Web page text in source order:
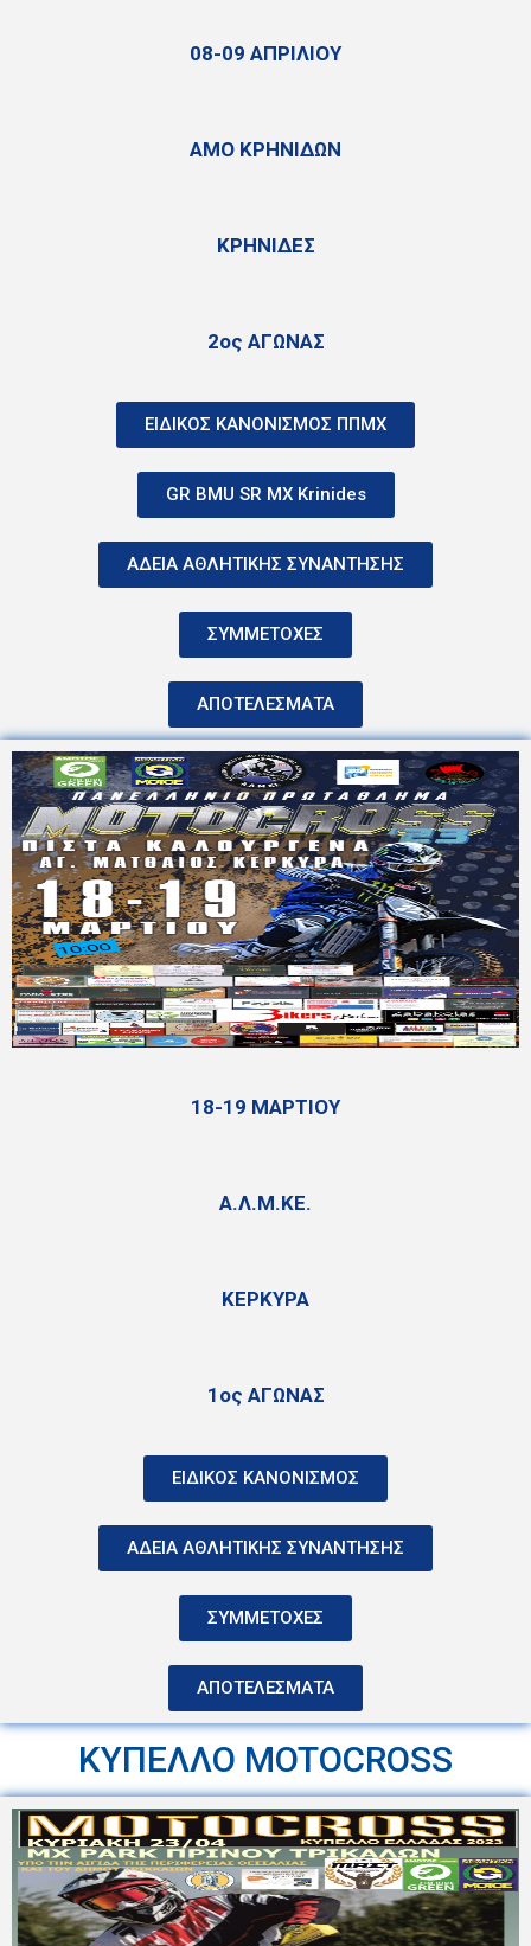
08-09 ΑΠΡΙΛΙΟΥ
ΑΜΟ ΚΡΗΝΙΔΩΝ
ΚΡΗΝΙΔΕΣ
2ος ΑΓΩΝΑΣ
ΕΙΔΙΚΟΣ ΚΑΝΟΝΙΣΜΟΣ ΠΠΜΧ
GR BMU SR MX Krinides
ΑΔΕΙΑ ΑΘΛΗΤΙΚΗΣ ΣΥΝΑΝΤΗΣΗΣ
ΣΥΜΜΕΤΟΧΕΣ
ΑΠΟΤΕΛΕΣΜΑΤΑ
18-19 ΜΑΡΤΙΟΥ
Α.Λ.Μ.ΚΕ.
ΚΕΡΚΥΡΑ
1ος ΑΓΩΝΑΣ
ΕΙΔΙΚΟΣ ΚΑΝΟΝΙΣΜΟΣ
ΑΔΕΙΑ ΑΘΛΗΤΙΚΗΣ ΣΥΝΑΝΤΗΣΗΣ
ΣΥΜΜΕΤΟΧΕΣ
ΑΠΟΤΕΛΕΣΜΑΤΑ
ΚΥΠΕΛΛΟ MOTOCROSS